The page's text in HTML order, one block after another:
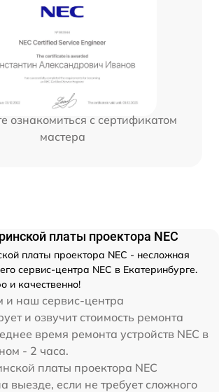
ознакомиться с сертификатом
мастера
платы проектора NEC
платы проектора NEC - несложная
сервис-центра NEC в Екатеринбурге.
и качественно!
и наш сервис-центра
и озвучит стоимость ремонта
время ремонта устройств NEC в
- 2 часа.
платы проектора NEC
выезде, если не требует сложного